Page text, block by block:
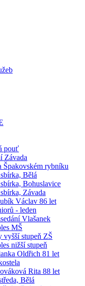
pouť
Závada
Špakovském rybníku
Bělá
Bohuslavice
Závada
Václav 86 let
- leden
Vlašanek
MŠ
vyšší stupeň ZŠ
nižší stupeň
Oldřich 81 let
Rita 88 let
Bělá